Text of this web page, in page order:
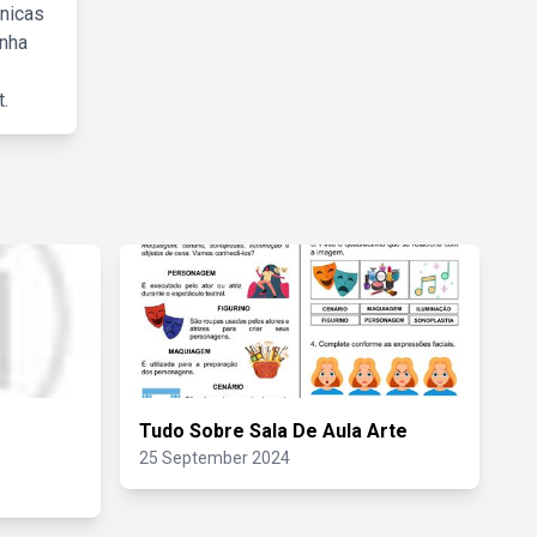
Tudo Sobre Sala De Aula Arte
25 September 2024